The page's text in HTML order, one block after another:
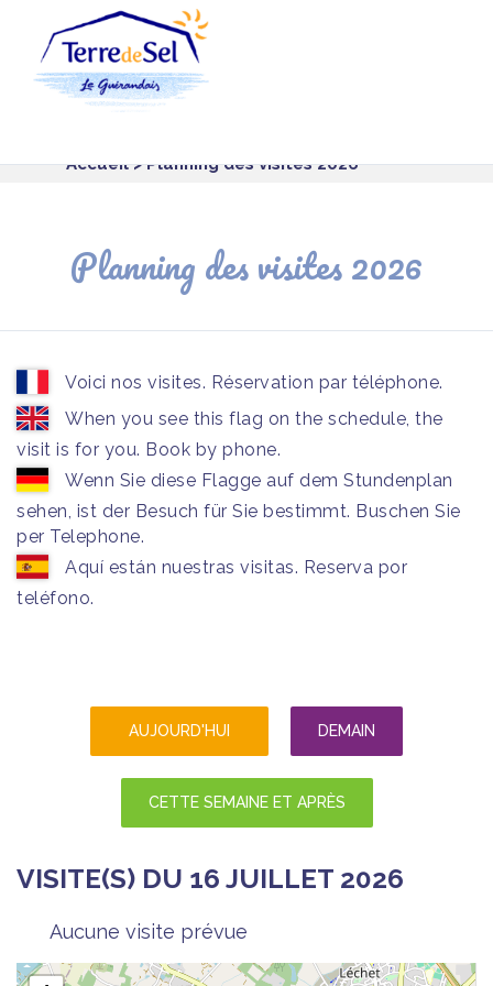
Accueil> Planning des visites 2026
Planning des visites 2026
Voici nos visites. Réservation par téléphone.
When you see this flag on the schedule, the
visit is for you. Book by phone.
Wenn Sie diese Flagge auf dem Stundenplan
sehen, ist der Besuch für Sie bestimmt. Buschen Sie
per Telephone.
Aquí están nuestras visitas. Reserva por
teléfono.
AUJOURD'HUI DEMAIN
CETTE SEMAINE ET APRÈS
VISITE(S) DU 16 JUILLET 2026
Aucune visite prévue
Panneau de gestion des cookies